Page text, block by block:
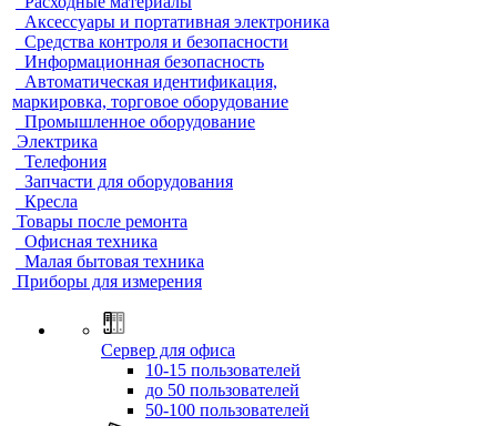
Аксессуары и портативная электроника
Средства контроля и безопасности
Информационная безопасность
Автоматическая идентификация,
маркировка, торговое оборудование
Промышленное оборудование
Электрика
Телефония
Запчасти для оборудования
Кресла
Товары после ремонта
Офисная техника
Малая бытовая техника
Приборы для измерения
Сервер для офиса
10-15 пользователей
до 50 пользователей
50-100 пользователей